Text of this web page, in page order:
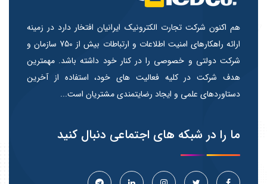
هم اکنون شرکت تجارت الکترونیک ایرانیان افتخار دارد در زمینه
ارائه راهکارهای امنیت اطلاعات و ارتباطات بیش از 750 سازمان و
شرکت دولتی و خصوصی را در کنار خود داشته باشد. مهمترین
هدف شرکت در کلیه فعالیت های خود، استفاده از آخرین
دستاوردهای علمی و ایجاد رضایتمندی مشتریان است...
ما را در شبکه های اجتماعی دنبال کنید